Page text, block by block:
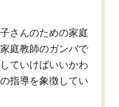
さんのための家庭
庭教師のガンバで
ていけばいいかわ
指導を象徴してい